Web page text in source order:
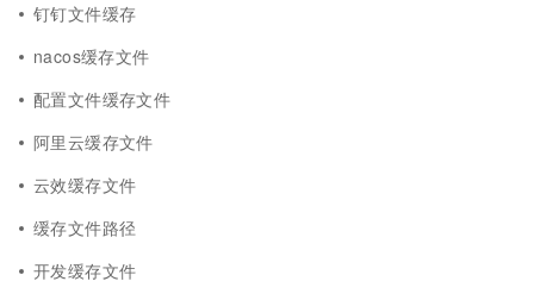
钉钉文件缓存
nacos缓存文件
配置文件缓存文件
阿里云缓存文件
云效缓存文件
缓存文件路径
开发缓存文件